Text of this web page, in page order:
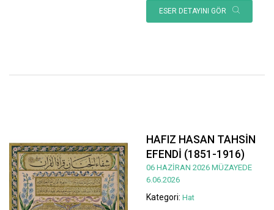
ESER DETAYINI GÖR
HAFIZ HASAN TAHSİN
EFENDİ (1851-1916)
06 HAZİRAN 2026 MÜZAYEDE
6.06.2026
Kategori: Hat